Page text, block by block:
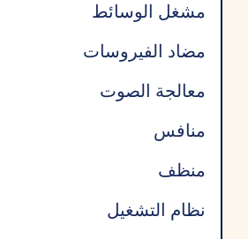
مشغل الوسائط
مضاد الفيروسات
معالجة الصوت
منافس
منظف
نظام التشغيل